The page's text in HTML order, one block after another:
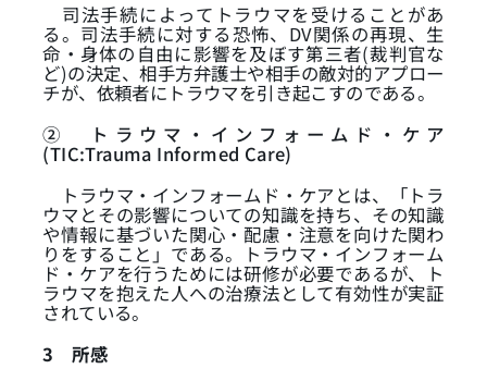
司法手続によってトラウマを受けることがあ
る。司法手続に対する恐怖、DV関係の再現、生
命・身体の自由に影響を及ぼす第三者(裁判官な
ど)の決定、相手方弁護士や相手の敵対的アプロー
チが、依頼者にトラウマを引き起こすのである。
②
トラウマ・インフォームド・ケア
(TIC:Trauma Informed Care)
トラウマ・インフォームド・ケアとは、「トラ
ウマとその影響についての知識を持ち、その知識
や情報に基づいた関心・配慮・注意を向けた関わ
りをすること」である。トラウマ・インフォーム
ド・ケアを行うためには研修が必要であるが、ト
ラウマを抱えた人への治療法として有効性が実証
されている。
3
所感